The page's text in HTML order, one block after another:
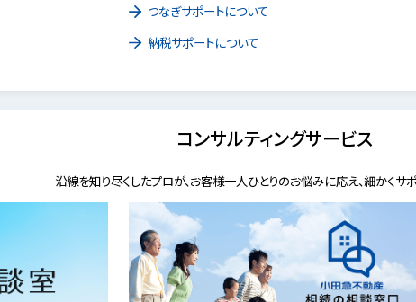
つなぎサポートについて
納税サポートについて
コンサルティングサービス
沿線を知り尽くしたプロが、お客様一人ひとりのお悩みに応え、細かくサ